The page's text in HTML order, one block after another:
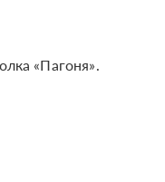
«Пагоня».